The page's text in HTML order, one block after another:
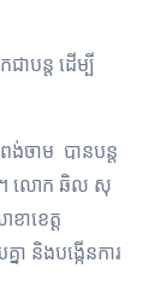
ាបន្ត ដើម្បី
ង់ចាម បានបន្ត
រ ។ លោក ឆិល សុ
ាខេត្ត
ា និងបង្កើនការ